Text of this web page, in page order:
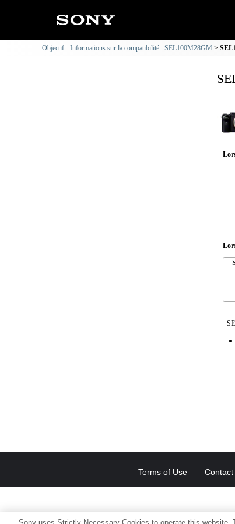
Objectif - Informations sur la compatibilité : SEL100M28GM
Terms of Use Contact